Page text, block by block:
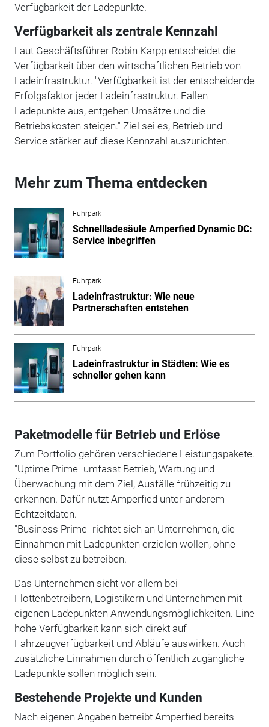
Verfügbarkeit der Ladepunkte.
Verfügbarkeit als zentrale Kennzahl
Laut Geschäftsführer Robin Karpp entscheidet die
Verfügbarkeit über den wirtschaftlichen Betrieb von
Ladeinfrastruktur. "Verfügbarkeit ist der entscheidende
Erfolgsfaktor jeder Ladeinfrastruktur. Fallen
Ladepunkte aus, entgehen Umsätze und die
Betriebskosten steigen." Ziel sei es, Betrieb und
Service stärker auf diese Kennzahl auszurichten.
Mehr zum Thema entdecken
Fuhrpark
Schnellladesäule Amperfied Dynamic DC:
Service inbegriffen
Fuhrpark
Ladeinfrastruktur: Wie neue
Partnerschaften entstehen
Fuhrpark
Ladeinfrastruktur in Städten: Wie es
schneller gehen kann
Paketmodelle für Betrieb und Erlöse
Zum Portfolio gehören verschiedene Leistungspakete.
"Uptime Prime" umfasst Betrieb, Wartung und
Überwachung mit dem Ziel, Ausfälle frühzeitig zu
erkennen. Dafür nutzt Amperfied unter anderem
Echtzeitdaten.
"Business Prime" richtet sich an Unternehmen, die
Einnahmen mit Ladepunkten erzielen wollen, ohne
diese selbst zu betreiben.
Das Unternehmen sieht vor allem bei
Flottenbetreibern, Logistikern und Unternehmen mit
eigenen Ladepunkten Anwendungsmöglichkeiten. Eine
hohe Verfügbarkeit kann sich direkt auf
Fahrzeugverfügbarkeit und Abläufe auswirken. Auch
zusätzliche Einnahmen durch öffentlich zugängliche
Ladepunkte sollen möglich sein.
Bestehende Projekte und Kunden
Nach eigenen Angaben betreibt Amperfied bereits